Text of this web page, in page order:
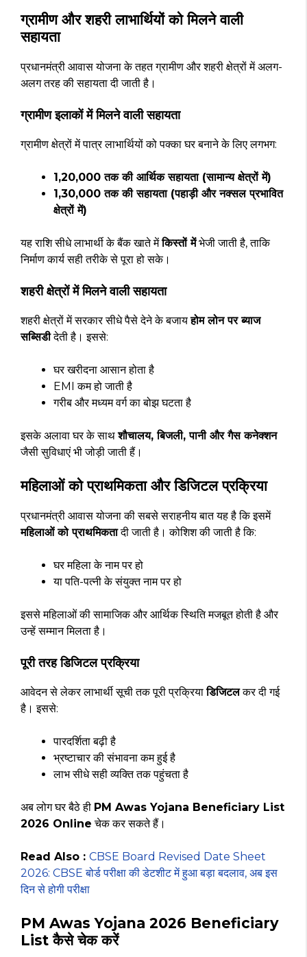
ग्रामीण और शहरी लाभार्थियों को मिलने वाली
सहायता
प्रधानमंत्री आवास योजना के तहत ग्रामीण और शहरी क्षेत्रों में अलग-
अलग तरह की सहायता दी जाती है।
ग्रामीण इलाकों में मिलने वाली सहायता
ग्रामीण क्षेत्रों में पात्र लाभार्थियों को पक्का घर बनाने के लिए लगभग:
₹1,20,000 तक की आर्थिक सहायता (सामान्य क्षेत्रों में)
₹1,30,000 तक की सहायता (पहाड़ी और नक्सल प्रभावित
क्षेत्रों में)
यह राशि सीधे लाभार्थी के बैंक खाते मेंकिस्तों मेंभेजी जाती है, ताकि
निर्माण कार्य सही तरीके से पूरा हो सके।
शहरी क्षेत्रों में मिलने वाली सहायता
शहरी क्षेत्रों में सरकार सीधे पैसे देने के बजायहोम लोन पर ब्याज
सब्सिडीदेती है। इससे:
घर खरीदना आसान होता है
EMI कम हो जाती है
गरीब और मध्यम वर्ग का बोझ घटता है
इसके अलावा घर के साथशौचालय, बिजली, पानी और गैस कनेक्शन
जैसी सुविधाएं भी जोड़ी जाती हैं।
महिलाओं को प्राथमिकता और डिजिटल प्रक्रिया
प्रधानमंत्री आवास योजना की सबसे सराहनीय बात यह है कि इसमें
महिलाओं को प्राथमिकतादी जाती है। कोशिश की जाती है कि:
घर महिला के नाम पर हो
या पति-पत्नी के संयुक्त नाम पर हो
इससे महिलाओं की सामाजिक और आर्थिक स्थिति मजबूत होती है और
उन्हें सम्मान मिलता है।
पूरी तरह डिजिटल प्रक्रिया
आवेदन से लेकर लाभार्थी सूची तक पूरी प्रक्रियाडिजिटलकर दी गई
है। इससे:
पारदर्शिता बढ़ी है
भ्रष्टाचार की संभावना कम हुई है
लाभ सीधे सही व्यक्ति तक पहुंचता है
अब लोग घर बैठे ही PM Awas Yojana Beneficiary List
2026 Online चेक कर सकते हैं।
Read Also : CBSE Board Revised Date Sheet
2026: CBSE बोर्ड परीक्षा की डेटशीट में हुआ बड़ा बदलाव, अब इस
दिन से होगी परीक्षा
PM Awas Yojana 2026 Beneficiary
List कैसे चेक करें